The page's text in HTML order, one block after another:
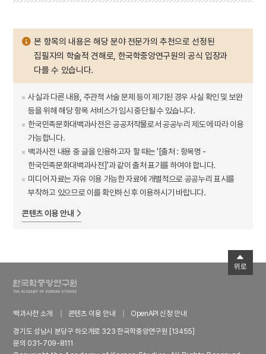
본 항목의 내용은 해당 분야 전문가의 추천으로 선정된
집필자의 학술적 견해로, 한국학중앙연구원의 공식 입장과
다를 수 있습니다.
사실과 다른 내용, 주관적 서술 문제 등이 제기된 경우 사실 확인 및 보완
등을 위해 해당 항목 서비스가 임시 중단될 수 있습니다.
한국민족문화대백과사전은 공공저작물로서 공공누리 제도에 따라 이용
가능합니다.
백과사전 내용 중 글을 인용하고자 할 때는 '[출처 : 항목명 -
한국민족문화대백과사전]'과 같이 출처 표기를 하여야 합니다.
미디어 자료는 자유 이용 가능한 자료에 개별적으로 공공누리 표시를
부착하고 있으므로 이를 확인하신 후 이용하시기 바랍니다.
콘텐츠 이용 안내
백과사전 소개 콘텐츠 이용 안내
OpenAPI 신청 안내
경기도 성남시 분당구 하오개로 323 한국학중앙연구원 [13455]
문의 031-709-8111
위로